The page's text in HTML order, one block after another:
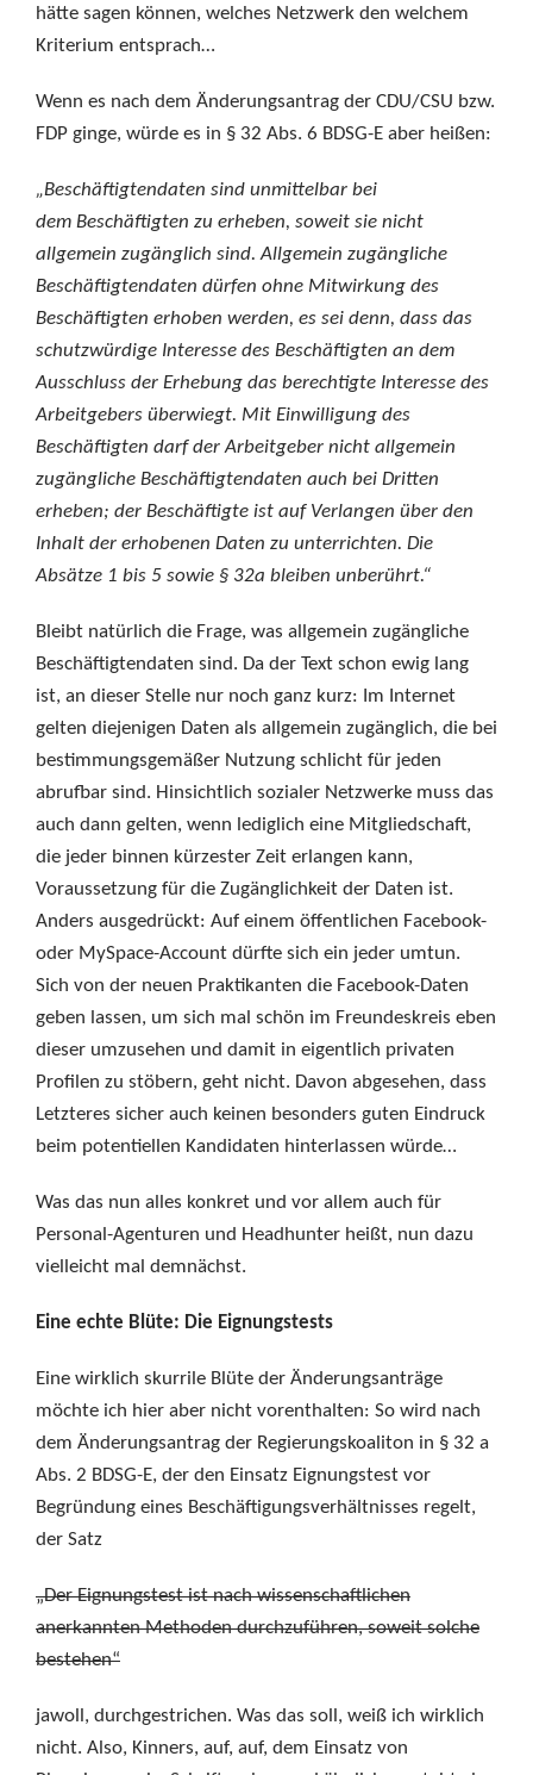
hätte sagen können, welches Netzwerk den welchem
Kriterium entsprach…
Wenn es nach dem Änderungsantrag der CDU/CSU bzw.
FDP ginge, würde es in § 32 Abs. 6 BDSG-E aber heißen:
„Beschäftigtendaten sind unmittelbar bei
dem Beschäftigten zu erheben, soweit sie nicht
allgemein zugänglich sind. Allgemein zugängliche
Beschäftigtendaten dürfen ohne Mitwirkung des
Beschäftigten erhoben werden, es sei denn, dass das
schutzwürdige Interesse des Beschäftigten an dem
Ausschluss der Erhebung das berechtigte Interesse des
Arbeitgebers überwiegt. Mit Einwilligung des
Beschäftigten darf der Arbeitgeber nicht allgemein
zugängliche Beschäftigtendaten auch bei Dritten
erheben; der Beschäftigte ist auf Verlangen über den
Inhalt der erhobenen Daten zu unterrichten. Die
Absätze 1 bis 5 sowie § 32a bleiben unberührt.“
Bleibt natürlich die Frage, was allgemein zugängliche
Beschäftigtendaten sind. Da der Text schon ewig lang
ist, an dieser Stelle nur noch ganz kurz: Im Internet
gelten diejenigen Daten als allgemein zugänglich, die bei
bestimmungsgemäßer Nutzung schlicht für jeden
abrufbar sind. Hinsichtlich sozialer Netzwerke muss das
auch dann gelten, wenn lediglich eine Mitgliedschaft,
die jeder binnen kürzester Zeit erlangen kann,
Voraussetzung für die Zugänglichkeit der Daten ist.
Anders ausgedrückt: Auf einem öffentlichen Facebook-
oder MySpace-Account dürfte sich ein jeder umtun.
Sich von der neuen Praktikanten die Facebook-Daten
geben lassen, um sich mal schön im Freundeskreis eben
dieser umzusehen und damit in eigentlich privaten
Profilen zu stöbern, geht nicht. Davon abgesehen, dass
Letzteres sicher auch keinen besonders guten Eindruck
beim potentiellen Kandidaten hinterlassen würde…
Was das nun alles konkret und vor allem auch für
Personal-Agenturen und Headhunter heißt, nun dazu
vielleicht mal demnächst.
Eine echte Blüte: Die Eignungstests
Eine wirklich skurrile Blüte der Änderungsanträge
möchte ich hier aber nicht vorenthalten: So wird nach
dem Änderungsantrag der Regierungskoaliton in § 32 a
Abs. 2 BDSG-E, der den Einsatz Eignungstest vor
Begründung eines Beschäftigungsverhältnisses regelt,
der Satz
„Der Eignungstest ist nach wissenschaftlichen
anerkannten Methoden durchzuführen, soweit solche
bestehen“
jawoll, durchgestrichen. Was das soll, weiß ich wirklich
nicht. Also, Kinners, auf, auf, dem Einsatz von